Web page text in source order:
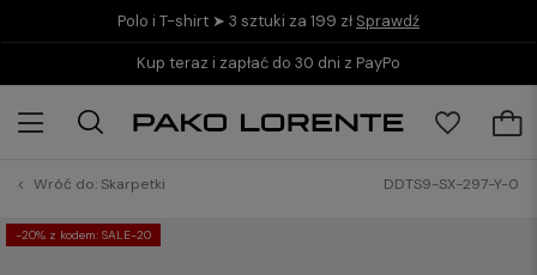
Polo i T-shirt ➤ 3 sztuki za 199 zł Sprawdź
Kup teraz i zapłać do 30 dni z PayPo
Wróć do:Skarpetki DDTS9-SX-297-Y-0
-20% z kodem: SALE-20